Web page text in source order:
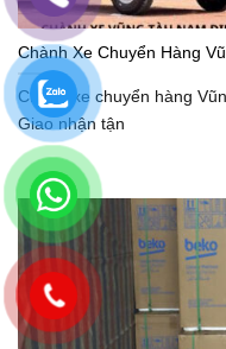
Chành Xe Chuyển Hàng
Chành xe chuyển hàng
Giao nhận tận